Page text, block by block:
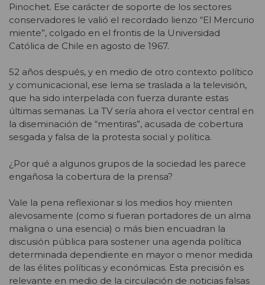
Pinochet. Ese carácter de soporte de los sectores
conservadores le valió el recordado lienzo “El Mercurio
miente”, colgado en el frontis de la Universidad
Católica de Chile en agosto de 1967.
52 años después, y en medio de otro contexto político
y comunicacional, ese lema se traslada a la televisión,
que ha sido interpelada con fuerza durante estas
últimas semanas. La TV sería ahora el vector central en
la diseminación de “mentiras”, acusada de cobertura
sesgada y falsa de la protesta social y política.
¿Por qué a algunos grupos de la sociedad les parece
engañosa la cobertura de la prensa?
Vale la pena reflexionar si los medios hoy mienten
alevosamente (como si fueran portadores de un alma
maligna o una esencia) o más bien encuadran la
discusión pública para sostener una agenda política
determinada dependiente en mayor o menor medida
de las élites políticas y económicas. Esta precisión es
relevante en medio de la circulación de noticias falsas